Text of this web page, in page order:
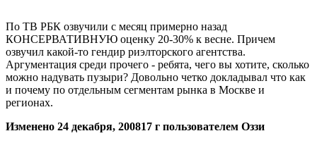
По ТВ РБК озвучили с месяц примерно назад
КОНСЕРВАТИВНУЮ оценку 20-30% к весне. Причем
озвучил какой-то гендир риэлторского агентства.
Аргументация среди прочего - ребята, чего вы хотите, сколько
можно надувать пузыри? Довольно четко докладывал что как
и почему по отдельным сегментам рынка в Москве и
регионах.
Изменено 24 декабря, 200817 г пользователем Оззи